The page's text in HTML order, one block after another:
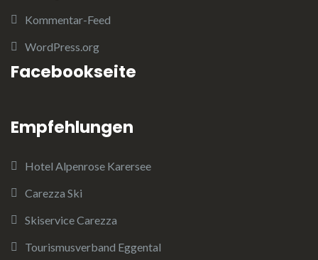
Kommentar-Feed
WordPress.org
Facebookseite
Empfehlungen
Hotel Alpenrose Karersee
Carezza Ski
Skiservice Carezza
Tourismusverband Eggental